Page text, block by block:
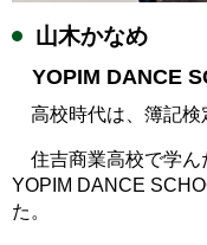
山木かなめ
YOPIM DANCE
高校時代は、簿記検
住吉商業高校で学ん
YOPIM DANCE
た。